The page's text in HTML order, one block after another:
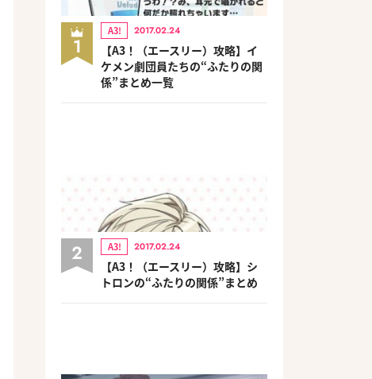
1
A3! 2017.02.24
【A3！（エースリー）攻略】イ
ケメン劇団員たちの“ふたりの関
係”まとめ一覧
2 A3! 2017.02.24
【A3！（エースリー）攻略】シ
トロンの“ふたりの関係”まとめ